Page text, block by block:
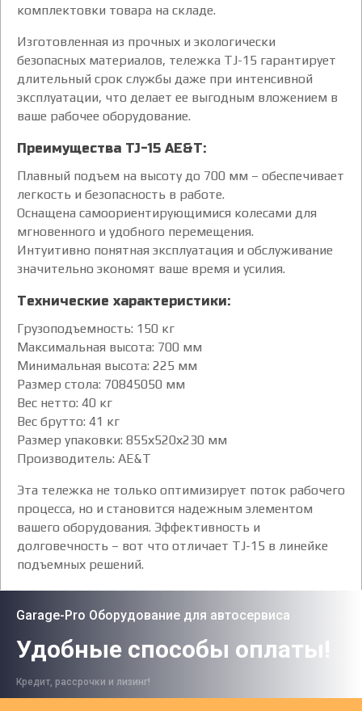
комплектовки товара на складе.
Изготовленная из прочных и экологически
безопасных материалов, тележка TJ-15 гарантирует
длительный срок службы даже при интенсивной
эксплуатации, что делает ее выгодным вложением в
ваше рабочее оборудование.
Преимущества TJ-15 AE&T:
Плавный подъем на высоту до 700 мм – обеспечивает
легкость и безопасность в работе.
Оснащена самоориентирующимися колесами для
мгновенного и удобного перемещения.
Интуитивно понятная эксплуатация и обслуживание
значительно экономят ваше время и усилия.
Технические характеристики:
Грузоподъемность: 150 кг
Максимальная высота: 700 мм
Минимальная высота: 225 мм
Размер стола: 70845050 мм
Вес нетто: 40 кг
Вес брутто: 41 кг
Размер упаковки: 855х520х230 мм
Производитель: AE&T
Эта тележка не только оптимизирует поток рабочего
процесса, но и становится надежным элементом
вашего оборудования. Эффективность и
долговечность – вот что отличает TJ-15 в линейке
подъемных решений.
Garage-Pro Оборудование для автосервиса
Удобные способы оплаты!
Кредит, рассрочки и лизинг!